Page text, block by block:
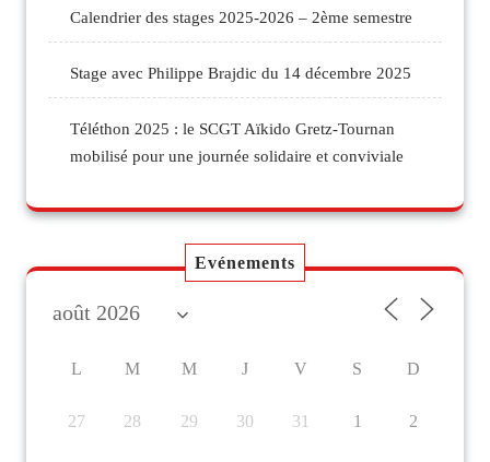
Calendrier des stages 2025-2026 – 2ème semestre
Stage avec Philippe Brajdic du 14 décembre 2025
Téléthon 2025 : le SCGT Aïkido Gretz-Tournan
mobilisé pour une journée solidaire et conviviale
Evénements
L M M J V S D
27 28 29 30 31 1 2